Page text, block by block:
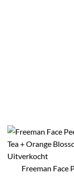
Uitverkocht
Freeman Face